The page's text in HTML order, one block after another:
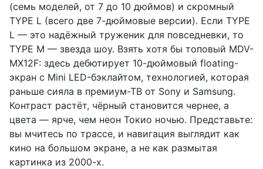
(семь моделей, от 7 до 10 дюймов) и скромный
TYPE L (всего две 7-дюймовые версии). Если TYPE
L — это надёжный труженик для повседневки, то
TYPE M — звезда шоу. Взять хотя бы топовый MDV-
MX12F: здесь дебютирует 10-дюймовый floating-
экран с Mini LED-бэклайтом, технологией, которая
раньше сияла в премиум-ТВ от Sony и Samsung.
Контраст растёт, чёрный становится чернее, а
цвета — ярче, чем неон Токио ночью. Представьте:
вы мчитесь по трассе, и навигация выглядит как
кино на большом экране, а не как размытая
картинка из 2000-х.